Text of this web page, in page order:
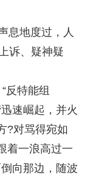
息地度过，人
诉、疑神疑
反特能组
速崛起，并火
?对骂得宛如
着一浪高过一
向那边，随波